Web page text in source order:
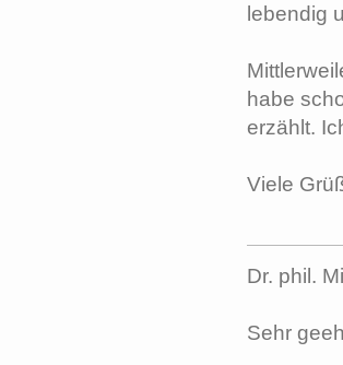
lebendig
habe
erzählt.
Viele
Dr. phil.
Sehr